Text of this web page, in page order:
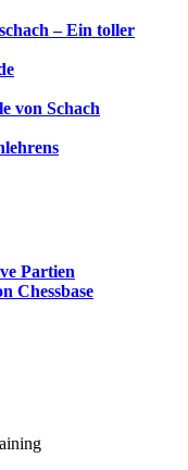
– Ein toller
von Schach‎
Partien
Chessbase